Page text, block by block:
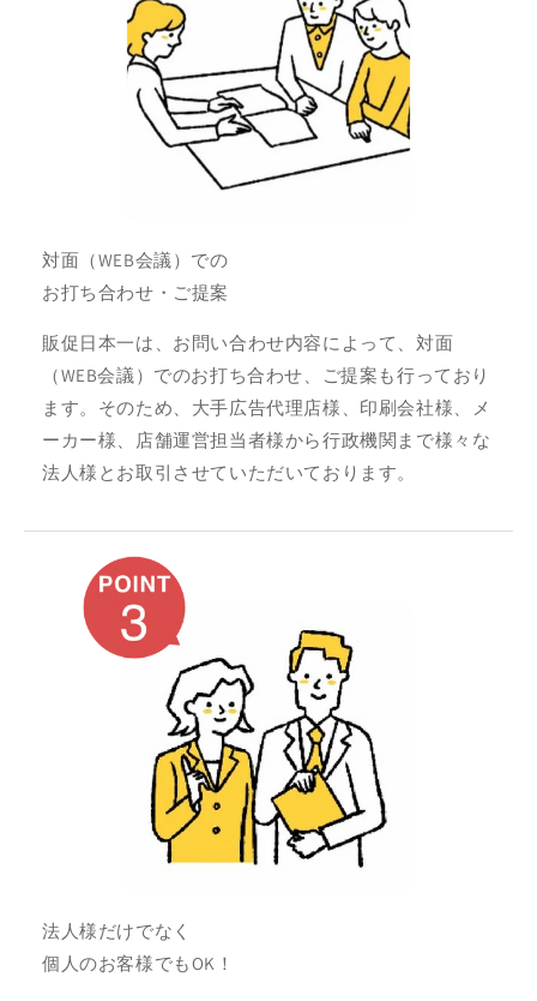
対面（WEB会議）での
お打ち合わせ・ご提案
販促日本一は、お問い合わせ内容によって、対面
（WEB会議）でのお打ち合わせ、ご提案も行っており
ます。そのため、大手広告代理店様、印刷会社様、メ
ーカー様、店舗運営担当者様から行政機関まで様々な
法人様とお取引させていただいております。
法人様だけでなく
個人のお客様でもOK！